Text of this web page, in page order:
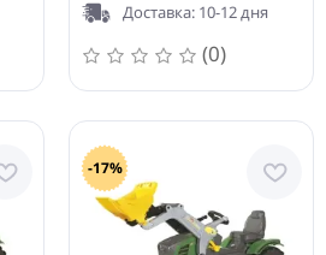
700035Доставка: 10-12 дня
(0)
-17%